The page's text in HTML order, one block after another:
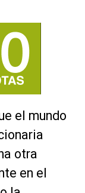
el mundo
otra
en el